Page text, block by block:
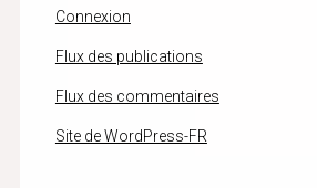
Connexion
Flux des publications
Flux des commentaires
Site de WordPress-FR